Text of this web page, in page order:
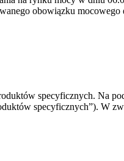
obowiązku
specyficznych. Na
specyficznych”). W